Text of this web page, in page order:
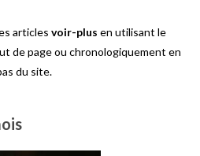
articles voir-plus en utilisant le
de page ou chronologiquement en
du site.